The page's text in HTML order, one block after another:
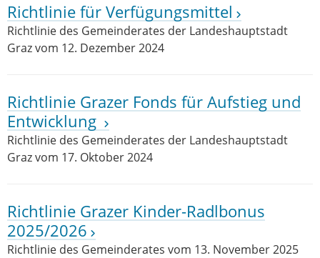
Richtlinie für Verfügungsmittel
Richtlinie des Gemeinderates der Landeshauptstadt
Graz vom 12. Dezember 2024
Richtlinie Grazer Fonds für Aufstieg und
Entwicklung
Richtlinie des Gemeinderates der Landeshauptstadt
Graz vom 17. Oktober 2024
Richtlinie Grazer Kinder-Radlbonus
2025/2026
Richtlinie des Gemeinderates vom 13. November 2025